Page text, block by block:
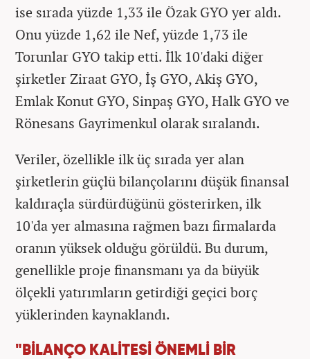
ise sırada yüzde 1,33 ile Özak GYO yer aldı.
Onu yüzde 1,62 ile Nef, yüzde 1,73 ile
Torunlar GYO takip etti. İlk 10'daki diğer
şirketler Ziraat GYO, İş GYO, Akiş GYO,
Emlak Konut GYO, Sinpaş GYO, Halk GYO ve
Rönesans Gayrimenkul olarak sıralandı.
Veriler, özellikle ilk üç sırada yer alan
şirketlerin güçlü bilançolarını düşük finansal
kaldıraçla sürdürdüğünü gösterirken, ilk
10'da yer almasına rağmen bazı firmalarda
oranın yüksek olduğu görüldü. Bu durum,
genellikle proje finansmanı ya da büyük
ölçekli yatırımların getirdiği geçici borç
yüklerinden kaynaklandı.
"BİLANÇO KALİTESİ ÖNEMLİ BİR